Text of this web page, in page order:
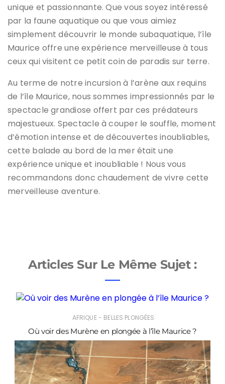
unique et passionnante. Que vous soyez intéressé
par la faune aquatique ou que vous aimiez
simplement découvrir le monde subaquatique, l’île
Maurice offre une expérience merveilleuse à tous
ceux qui visitent ce petit coin de paradis sur terre.
Au terme de notre incursion à l’arène aux requins
de l’île Maurice, nous sommes impressionnés par le
spectacle grandiose offert par ces prédateurs
majestueux. Spectacle à couper le souffle, moment
d’émotion intense et de découvertes inoubliables,
cette balade au bord de la mer était une
expérience unique et inoubliable ! Nous vous
recommandons donc chaudement de vivre cette
merveilleuse aventure.
Articles Sur Le Même Sujet :
AFRIQUE - BELLES PLONGÉES
Où voir des Murène en plongée à l’île Maurice ?